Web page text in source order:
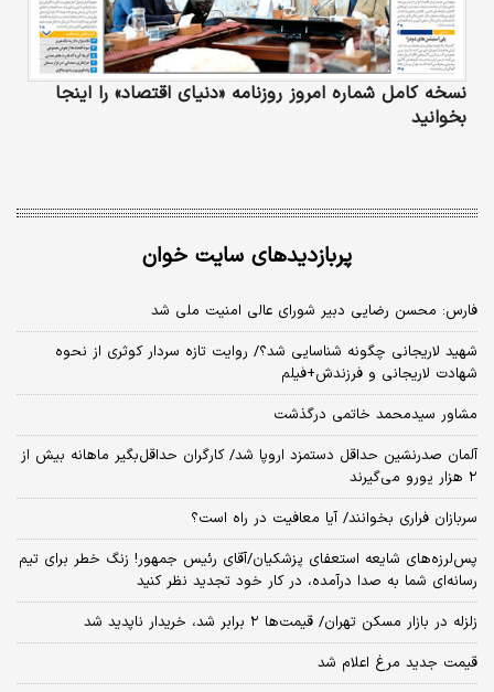
نسخه کامل شماره امروز روزنامه «دنیای‌ اقتصاد» را اینجا
بخوانید
پربازدیدهای سایت خوان
فارس: محسن رضایی دبیر شورای عالی امنیت ملی شد
شهید لاریجانی چگونه شناسایی شد؟/ روایت تازه سردار کوثری از نحوه
شهادت لاریجانی و فرزندش+فیلم
مشاور سیدمحمد خاتمی درگذشت
آلمان صدرنشین حداقل دستمزد اروپا شد/ کارگران حداقل‌بگیر ماهانه بیش از
۲ هزار یورو می‌گیرند
سربازان فراری بخوانند/ آیا معافیت در راه است؟
پس‌لرزه‌های شایعه استعفای پزشکیان/آقای رئیس جمهور! زنگ خطر برای تیم
رسانه‌ای شما به صدا درآمده، در کار خود تجدید نظر کنید
زلزله در بازار مسکن تهران/ قیمت‌ها ۲ برابر شد، خریدار ناپدید شد
قیمت جدید مرغ اعلام شد